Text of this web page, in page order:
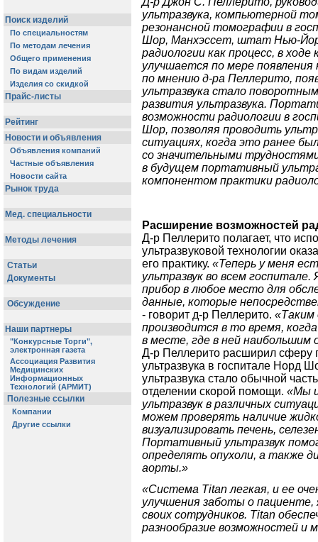
ультразвука, компьютерной
резонансной томографии в
Шор, Манхэссет, штат Нью-
радиологии как процесс, в
улучшается по мере
по мнению д-ра Пеллерито,
ультразвука стало
развития ультразвука.
возможности радиологии в
Шор, позволяя проводить
ситуациях, когда это ранее
со значительными
в будущем портативный
компонентом практики
Расширение возможностей
Д-р Пеллерито полагает, что
ультразвуковой технологии
его практику. «Теперь у меня
ультразвук во всем
прибор в любое место для
данные, которые
- говорит д-р Пеллерито. «Таким
производится в то время,
в месте, где в ней наибольшим
Д-р Пеллерито расширил сферу
ультразвука в госпитале Норд
ультразвука стало обычной
отделении скорой помощи. «Мы
ультразвук в различных
можем проверять наличие
визуализировать печень,
Портативный ультразвук
определять опухоли, а также
аорты.»
«Система Titan легкая, и ее
улучшения заботы о
своих сотрудников. Titan
разнообразие возможностей и